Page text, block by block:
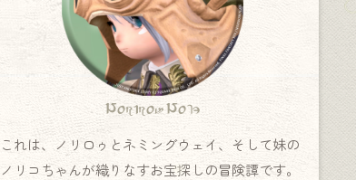
Norirow Note
これは、ノリロゥとネミングウェイ、そして妹の
ノリコちゃんが織りなすお宝探しの冒険譚です。